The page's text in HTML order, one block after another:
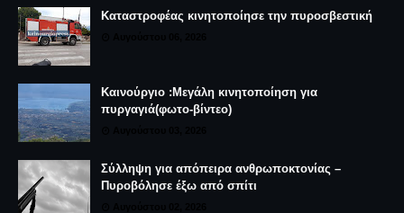
Καταστροφέας κινητοποίησε την πυροσβεστική
Καινούργιο :Μεγάλη κινητοποίηση για
πυργαγιά(φωτο-βίντεο)
Σύλληψη για απόπειρα ανθρωποκτονίας –
Πυροβόλησε έξω από σπίτι